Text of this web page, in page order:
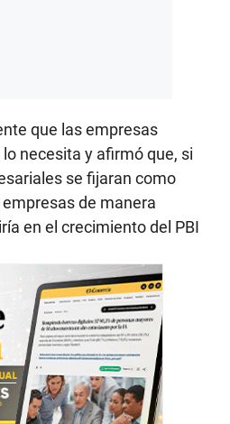
que las empresas
necesita y afirmó que, si
se fijaran como
de manera
en el crecimiento del PBI